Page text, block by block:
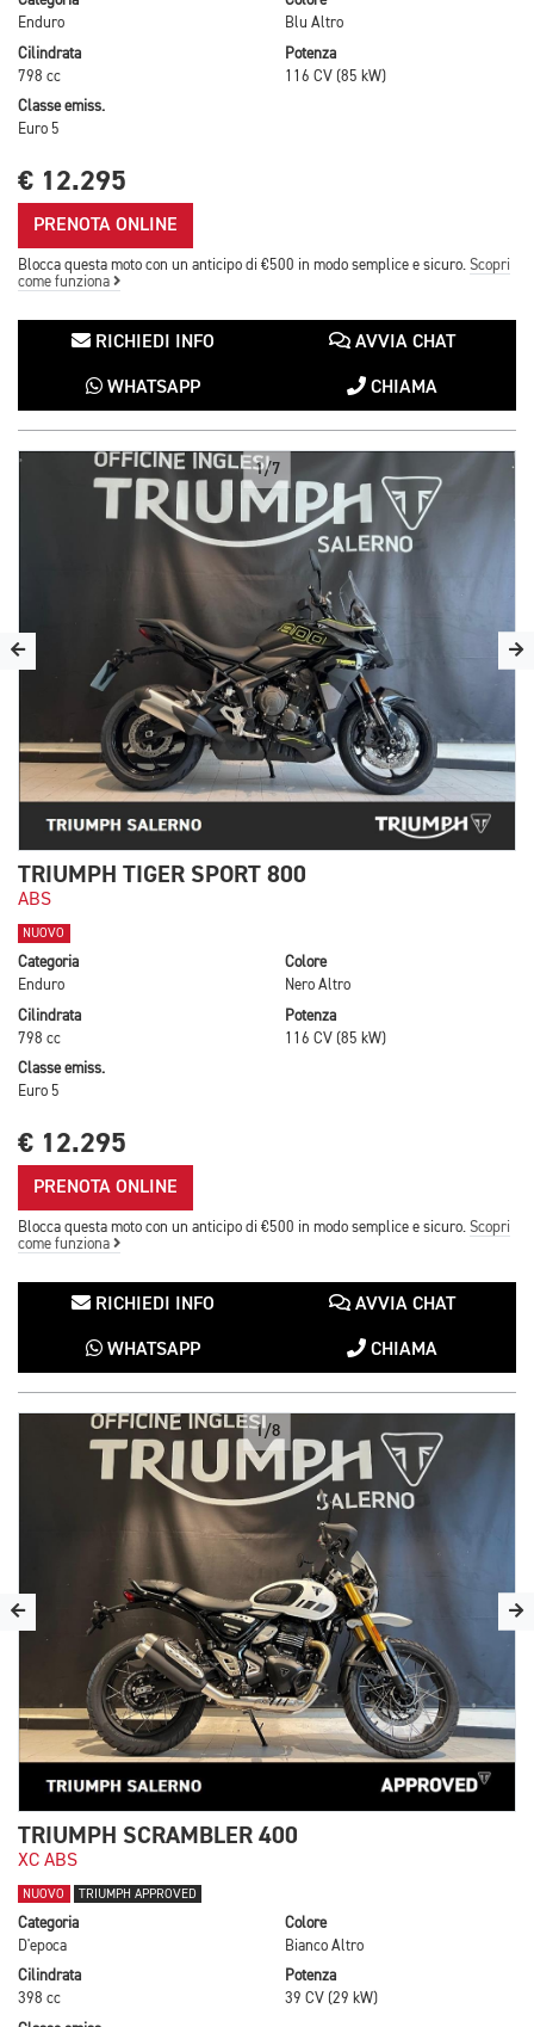
Enduro
Blu Altro
Cilindrata
798 cc
Potenza
116 CV (85 kW)
Classe emiss.
Euro 5
€ 12.295
PRENOTA ONLINE
Blocca questa moto con un anticipo di €500 in modo semplice e sicuro. Scopri
come funziona
RICHIEDI INFO AVVIA CHAT
WHATSAPP CHIAMA
1/7
TRIUMPH TIGER SPORT 800
ABS
NUOVO
Categoria
Enduro
Colore
Nero Altro
Cilindrata
798 cc
Potenza
116 CV (85 kW)
Classe emiss.
Euro 5
€ 12.295
PRENOTA ONLINE
Blocca questa moto con un anticipo di €500 in modo semplice e sicuro. Scopri
come funziona
RICHIEDI INFO AVVIA CHAT
WHATSAPP CHIAMA
1/8
TRIUMPH SCRAMBLER 400
XC ABS
NUOVO TRIUMPH APPROVED
Categoria
D'epoca
Colore
Bianco Altro
Cilindrata
398 cc
Potenza
39 CV (29 kW)